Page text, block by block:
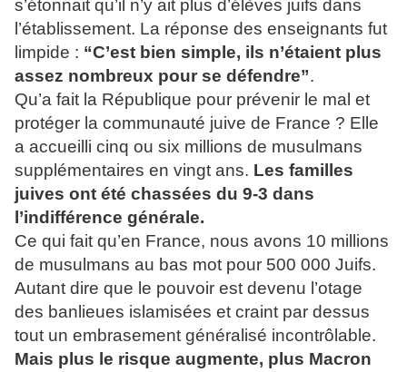
s’étonnait qu’il n’y ait plus d’élèves juifs dans
l’établissement. La réponse des enseignants fut
limpide : “C’est bien simple, ils n’étaient plus
assez nombreux pour se défendre”.
Qu’a fait la République pour prévenir le mal et
protéger la communauté juive de France ? Elle
a accueilli cinq ou six millions de musulmans
supplémentaires en vingt ans. Les familles
juives ont été chassées du 9-3 dans
l’indifférence générale.
Ce qui fait qu’en France, nous avons 10 millions
de musulmans au bas mot pour 500 000 Juifs.
Autant dire que le pouvoir est devenu l’otage
des banlieues islamisées et craint par dessus
tout un embrasement généralisé incontrôlable.
Mais plus le risque augmente, plus Macron